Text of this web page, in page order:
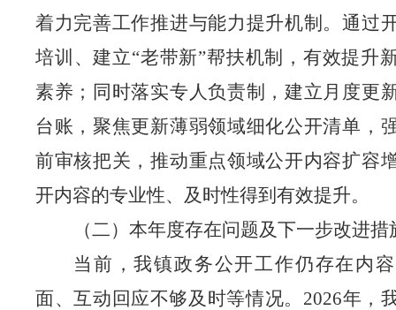
着力完善工作推进与能力提升机制。通过
培训、建立“老带新”帮扶机制，有效提升
素养；同时落实专人负责制，建立月度更
台账，聚焦更新薄弱领域细化公开清单，
前审核把关，推动重点领域公开内容扩容
开内容的专业性、及时性得到有效提升。
（二）本年度存在问题及下一步改进措
当前，我镇政务公开工作仍存在内
面、互动回应不够及时等情况。 2026年，